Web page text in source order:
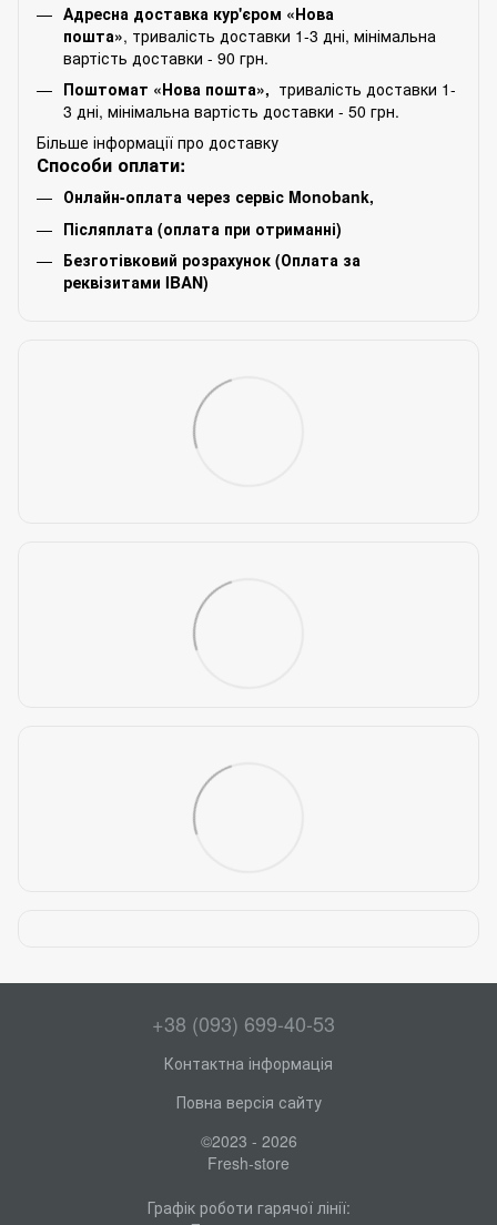
Адресна доставка кур'єром «Нова
пошта», тривалість доставки 1-3 дні, мінімальна
вартість доставки - 90 грн.
Поштомат «Нова пошта», тривалість доставки 1-
3 дні, мінімальна вартість доставки - 50 грн.
Більше інформації про доставку
Способи оплати:
Онлайн-оплата через сервіс Monobank,
Післяплата (оплата при отриманні)
Безготівковий розрахунок (Оплата за
реквізитами IBAN)
+38 (093) 699-40-53
Контактна інформація
Повна версія сайту
©2023 - 2026
Fresh-store
Графік роботи гарячої лінії: